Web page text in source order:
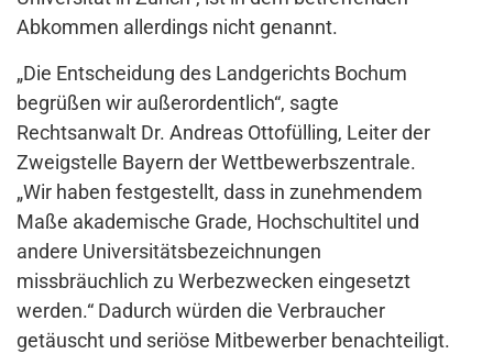
Abkommen allerdings nicht genannt.
„Die Entscheidung des Landgerichts Bochum
begrüßen wir außerordentlich“, sagte
Rechtsanwalt Dr. Andreas Ottofülling, Leiter der
Zweigstelle Bayern der Wettbewerbszentrale.
„Wir haben festgestellt, dass in zunehmendem
Maße akademische Grade, Hochschultitel und
andere Universitätsbezeichnungen
missbräuchlich zu Werbezwecken eingesetzt
werden.“ Dadurch würden die Verbraucher
getäuscht und seriöse Mitbewerber benachteiligt.